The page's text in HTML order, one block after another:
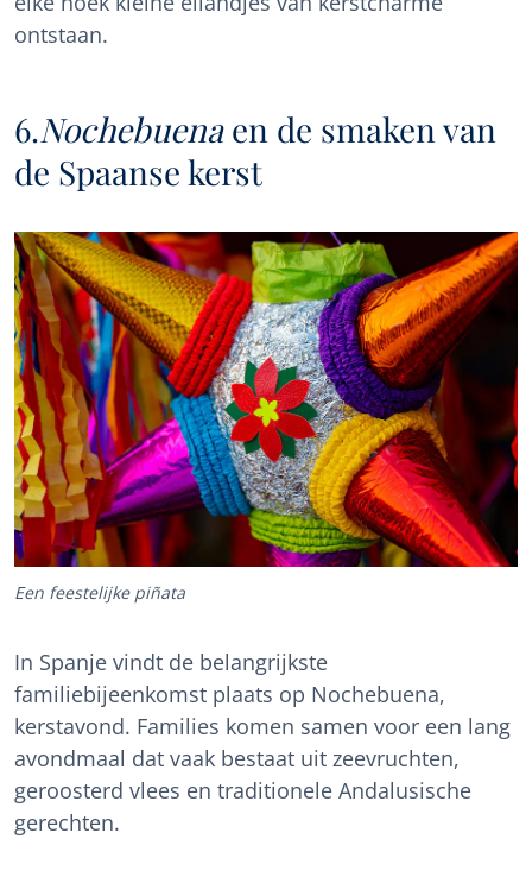
ontstaan.
6.Nochebuenaen de smaken van
de Spaanse kerst
Een feestelijke piñata
In Spanje vindt de belangrijkste
familiebijeenkomst plaats op Nochebuena,
kerstavond. Families komen samen voor een lang
avondmaal dat vaak bestaat uit zeevruchten,
geroosterd vlees en traditionele Andalusische
gerechten.